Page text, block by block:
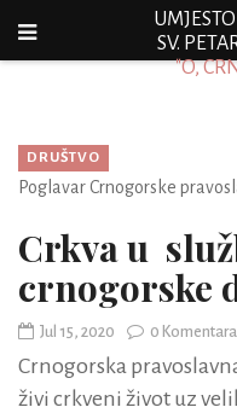
SV.
"O,
DRUŠTVO
Poglavar Crnogorske
Crkva u
crnogorske
Jul 15, 2020 0 Komentara
Crnogorska
živi crkveni život uz